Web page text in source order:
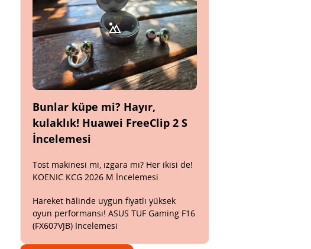
Bunlar küpe mi? Hayır,
kulaklık! Huawei FreeClip 2 S
İncelemesi
Tost makinesi mi, ızgara mı? Her ikisi de!
KOENIC KCG 2026 M İncelemesi
Hareket hâlinde uygun fiyatlı yüksek
oyun performansı! ASUS TUF Gaming F16
(FX607VJB) İncelemesi